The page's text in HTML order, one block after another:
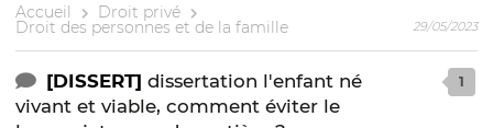
Accueil Droit privé
Droit des personnes et de la famille 29/05/2023
[DISSERT] dissertation l'enfant né
vivant et viable, comment éviter le
1